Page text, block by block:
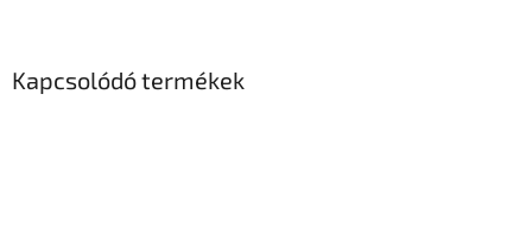
Kapcsolódó termékek